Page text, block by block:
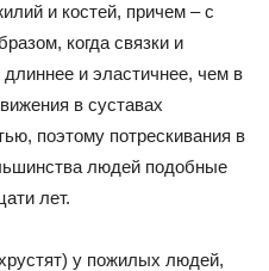
и костей, причем – с
когда связки и
и эластичнее, чем в
в суставах
поэтому потрескивания в
людей подобные
лет.
у пожилых людей,